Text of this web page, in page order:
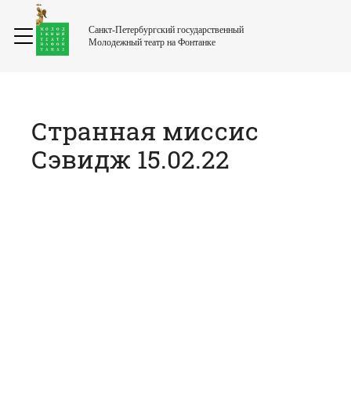
Санкт-Петербургский государственный
Молодежный театр на Фонтанке
Странная миссис
Сэвидж 15.02.22